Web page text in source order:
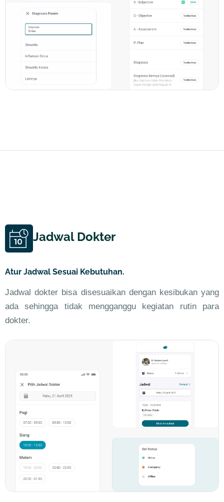
Jadwal Dokter
Atur Jadwal Sesuai Kebutuhan.
Jadwal dokter bisa disesuaikan dengan kesibukan yang
ada sehingga tidak mengganggu kegiatan rutin para
dokter.